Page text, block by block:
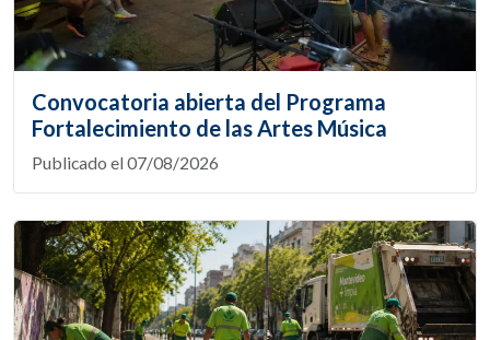
Convocatoria abierta del Programa
Fortalecimiento de las Artes Música
Publicado el 07/08/2026